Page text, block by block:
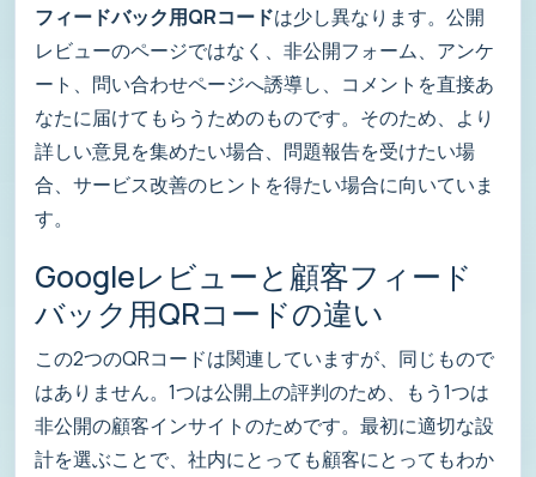
フィードバック用QRコードは少し異なります。公開
レビューのページではなく、非公開フォーム、アンケ
ート、問い合わせページへ誘導し、コメントを直接あ
なたに届けてもらうためのものです。そのため、より
詳しい意見を集めたい場合、問題報告を受けたい場
合、サービス改善のヒントを得たい場合に向いていま
す。
Googleレビューと顧客フィード
バック用QRコードの違い
この2つのQRコードは関連していますが、同じもので
はありません。1つは公開上の評判のため、もう1つは
非公開の顧客インサイトのためです。最初に適切な設
計を選ぶことで、社内にとっても顧客にとってもわか